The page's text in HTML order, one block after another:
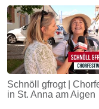
Energie
Schnöll
gfrogt
Zonen
Podcast
Schnöll gfrogt |
in St. Anna am Aigen